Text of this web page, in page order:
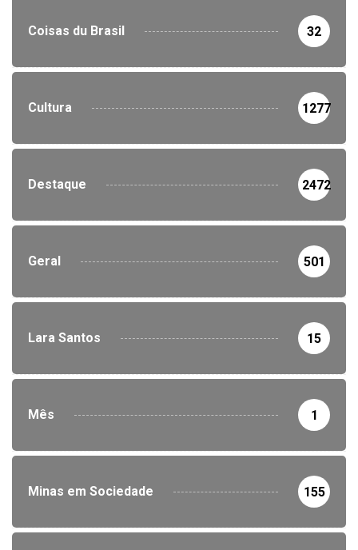
Coisas du Brasil 32
Cultura 1277
Destaque 2472
Geral 501
Lara Santos 15
Mês 1
Minas em Sociedade 155